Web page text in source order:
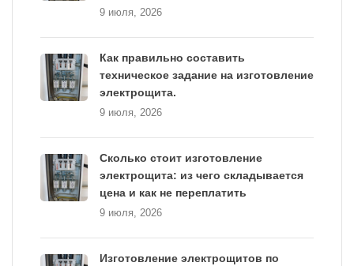
9 июля, 2026
Как правильно составить
техническое задание на изготовление
электрощита.
9 июля, 2026
Сколько стоит изготовление
электрощита: из чего складывается
цена и как не переплатить
9 июля, 2026
Изготовление электрощитов по